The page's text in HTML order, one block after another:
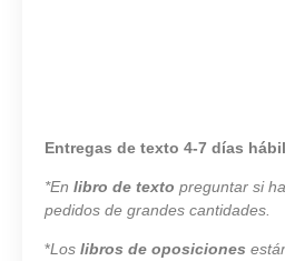
Entregas de texto 4-7 días
*En libro de texto preguntar si
pedidos de grandes cantidades.
*Los libros de oposiciones